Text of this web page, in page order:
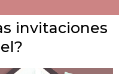
invitaciones